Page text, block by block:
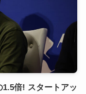
倍! スタートアッ